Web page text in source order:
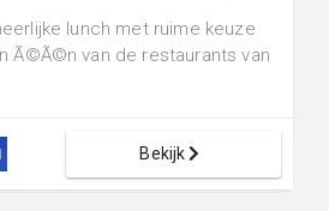
lunch met ruime keuze
Ã©Ã©n van de restaurants van
Bekijk